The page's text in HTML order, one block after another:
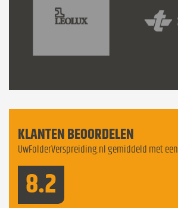
KLANTEN BEOORDELEN
UwFolderVerspreiding.nl gemiddeld met een
8.2